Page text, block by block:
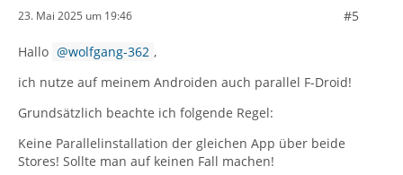
23. Mai 2025 um 19:46 #5
Hallo wolfgang-362 ,
ich nutze auf meinem Androiden auch parallel F-Droid!
Grundsätzlich beachte ich folgende Regel:
Keine Parallelinstallation der gleichen App über beide
Stores! Sollte man auf keinen Fall machen!